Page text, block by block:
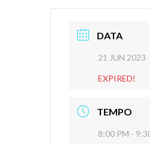
DATA
21 JUN 2023
EXPIRED!
TEMPO
8:00 PM -